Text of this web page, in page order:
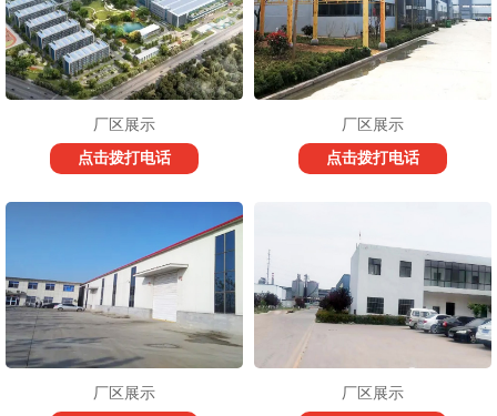
厂区展示
点击拨打电话
厂区展示
点击拨打电话
厂区展示
厂区展示